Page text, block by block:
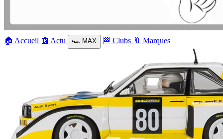
🏠 Accueil 📰 Actu 🏎️ MAX 🏁 Clubs 🔖 Marques